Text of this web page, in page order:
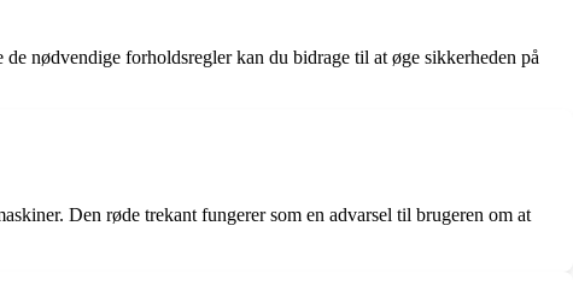
nødvendige forholdsregler kan du bidrage til at øge sikkerheden på
Den røde trekant fungerer som en advarsel til brugeren om at